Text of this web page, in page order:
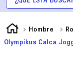
Hombre
Olympikus Calca